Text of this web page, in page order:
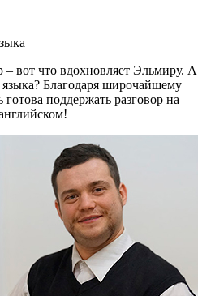
– вот что вдохновляет Эльмиру. А
Благодаря широчайшему
готова поддержать разговор на